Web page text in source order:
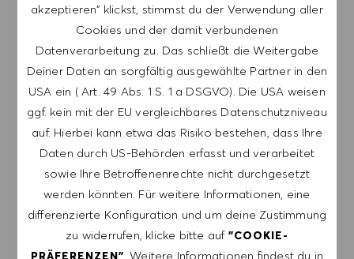
akzeptieren" klickst, stimmst du der Verwendung aller
Cookies und der damit verbundenen
Datenverarbeitung zu. Das schließt die Weitergabe
Deiner Daten an sorgfältig ausgewählte Partner in den
USA ein ( Art. 49 Abs. 1 S. 1 a DSGVO). Die USA weisen
ggf. kein mit der EU vergleichbares Datenschutzniveau
auf. Hierbei kann etwa das Risiko bestehen, dass Ihre
Daten durch US-Behörden erfasst und verarbeitet
sowie Ihre Betroffenenrechte nicht durchgesetzt
werden könnten. Für weitere Informationen, eine
differenzierte Konfiguration und um deine Zustimmung
zu widerrufen, klicke bitte auf "COOKIE-
PRÄFERENZEN" . Weitere Informationen findest du in
Melde dich an, um Job-Alerts zu erhalten.
HINWEIS: Mit der Anmeldung erkläre ich mich
damit einverstanden, E-Mails mit
Stellenangeboten von HUGO BOSS, Einladungen
zu Veranstaltungen und anderen
karriererelevanten Themen zu erhalten. Ich kann
mich jederzeit abmelden, z.B. indem ich den in
den Mails vorhandenen Abmeldelink anklicke. Ich
akzeptiere, dass meine persönlichen Daten
gemäß der
DATENSCHUTZERKLÄRUNGverarbeitet